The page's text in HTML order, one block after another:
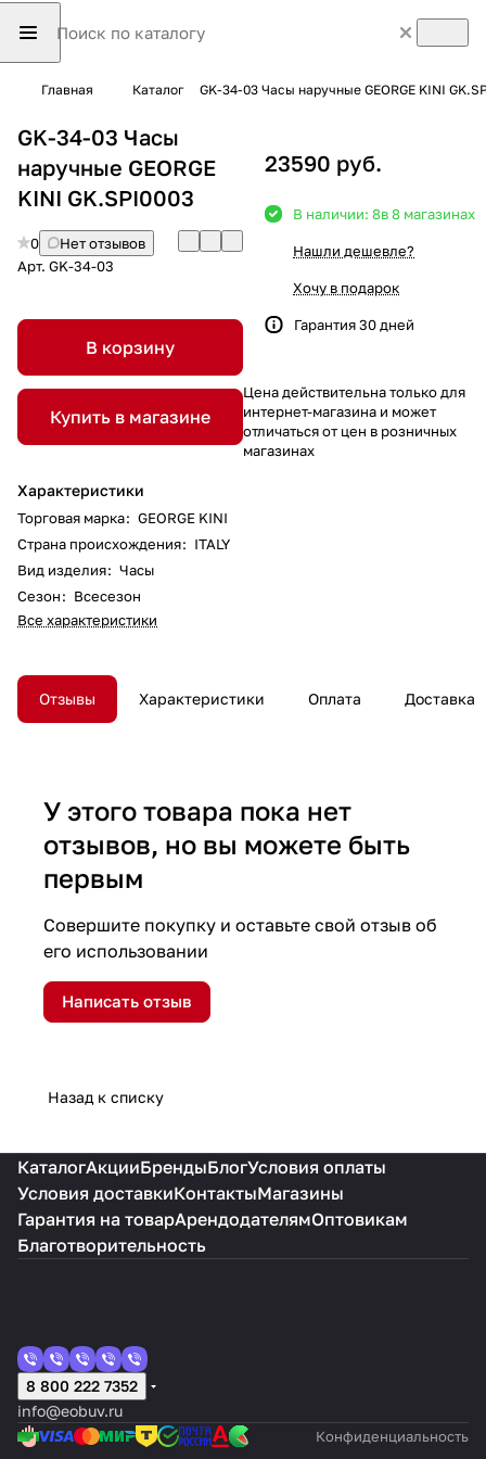
Главная Каталог GK-34-03 Часы наручные GEORGE KINI
GK-34-03 Часы
наручные GEORGE
KINI GK.SPI0003
0
Нет отзывов
Арт. GK-34-03
В корзину
Купить в магазине
Характеристики
Торговая марка: GEORGE KINI
Страна происхождения: ITALY
Вид изделия: Часы
Сезон: Всесезон
Все характеристики
23590 руб.
В наличии: 8в 8 магазинах
Нашли дешевле?
Хочу в подарок
Гарантия 30 дней
Цена действительна только для
интернет-магазина и может
отличаться от цен в розничных
магазинах
Отзывы Характеристики Оплата Доставка
У этого товара пока нет
отзывов, но вы можете быть
первым
Совершите покупку и оставьте свой отзыв об
его использовании
Написать отзыв
Назад к списку
КаталогАкцииБрендыБлогУсловия оплаты
Условия доставкиКонтактыМагазины
Гарантия на товарАрендодателямОптовикам
Благотворительность
8 800 222 7352
info@eobuv.ru
Конфиденциальность